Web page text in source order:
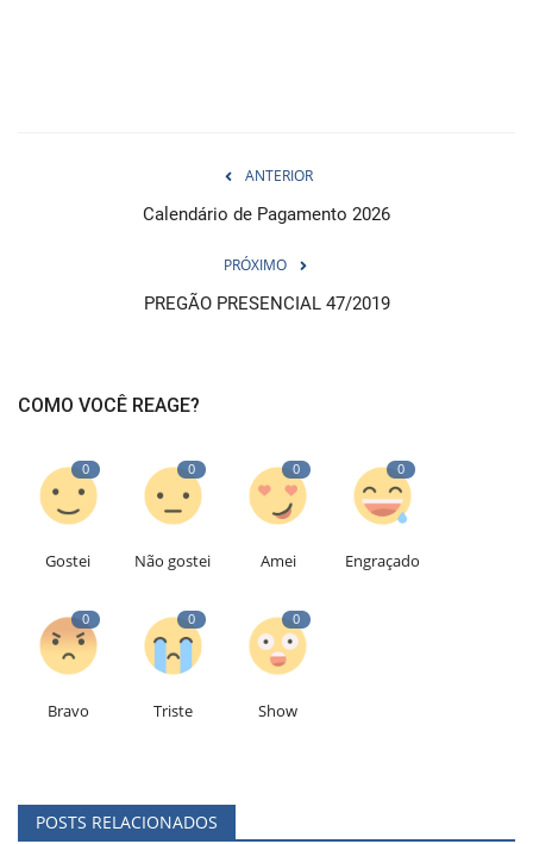
ANTERIOR
Calendário de Pagamento 2026
PRÓXIMO
PREGÃO PRESENCIAL 47/2019
COMO VOCÊ REAGE?
0
Gostei
0
Não gostei
0
Amei
0
Engraçado
0
Bravo
0
Triste
0
Show
POSTS RELACIONADOS